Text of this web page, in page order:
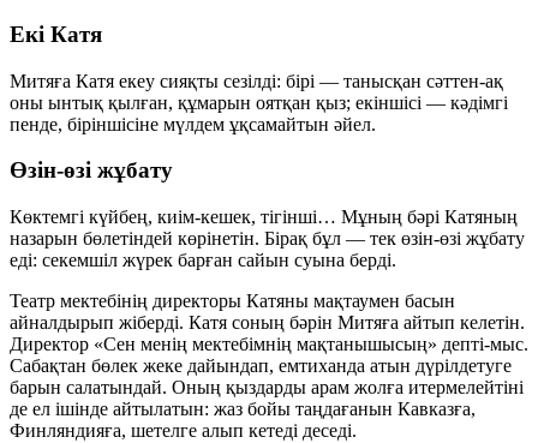
Екі Катя
Митяға Катя екеу сияқты сезілді: бірі — танысқан сәттен-ақ
оны ынтық қылған, құмарын оятқан қыз; екіншісі — кәдімгі
пенде, біріншісіне мүлдем ұқсамайтын әйел.
Өзін-өзі жұбату
Көктемгі күйбең, киім-кешек, тігінші… Мұның бәрі Катяның
назарын бөлетіндей көрінетін. Бірақ бұл — тек өзін-өзі жұбату
еді: секемшіл жүрек барған сайын суына берді.
Театр мектебінің директоры Катяны мақтаумен басын
айналдырып жіберді. Катя соның бәрін Митяға айтып келетін.
Директор «Сен менің мектебімнің мақтанышысың» депті-мыс.
Сабақтан бөлек жеке дайындап, емтиханда атын дүрілдетуге
барын салатындай. Оның қыздарды арам жолға итермелейтіні
де ел ішінде айтылатын: жаз бойы таңдағанын Кавказға,
Финляндияға, шетелге алып кетеді деседі.